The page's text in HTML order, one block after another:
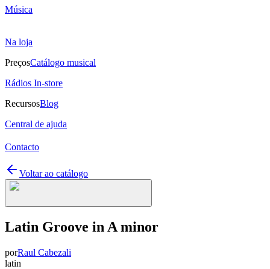
Música
Na loja
PreçosCatálogo musical
Rádios In-store
RecursosBlog
Central de ajuda
Contacto
Voltar ao catálogo
Latin Groove in A minor
porRaul Cabezali
latin